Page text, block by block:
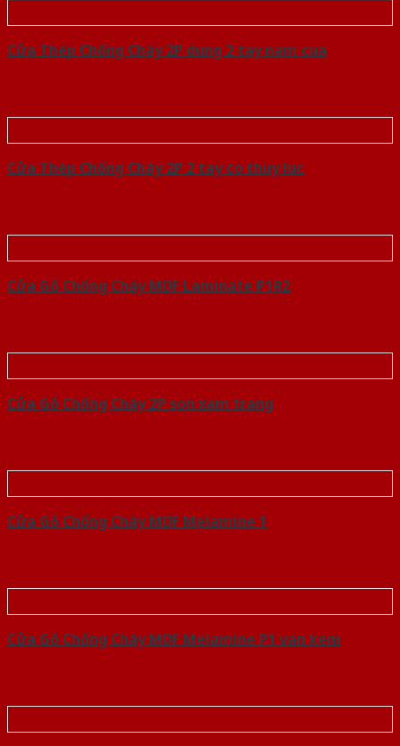
Cửa Thép Chống Cháy 2P dung 2 tay nam cua
Cửa Thép Chống Cháy 2P 2 tay co thuy luc
Cửa Gỗ Chống Cháy MDF Laminate P1R2
Cửa Gỗ Chống Cháy 2P son xam trang
Cửa Gỗ Chống Cháy MDF Melamine 1
Cửa Gỗ Chống Cháy MDF Melamine P1 van kem